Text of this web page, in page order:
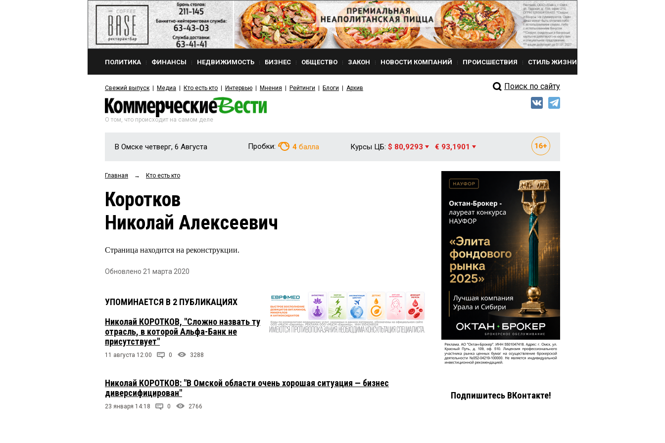
ПОЛИТИКА ФИНАНСЫ НЕДВИЖИМОСТЬ БИЗНЕС ОБЩЕСТВО ЗАКОН НОВОСТИ КОМПАНИЙ ПРОИСШЕСТВИЯ СТИЛЬ ЖИЗНИ
Свежий выпуск Медиа Кто есть кто Интервью Мнения Рейтинги Блоги Архив Поиск по сайту
О том, что происходит на самом деле
В Омске четверг, 6 Августа Пробки: 4 балла Курсы ЦБ: $ 80,9293 € 93,1901
Главная → Кто есть кто
Коротков
Николай Алексеевич
Страница находится на реконструкции.
Обновлено 21 марта 2020
УПОМИНАЕТСЯ В 2 ПУБЛИКАЦИЯХ
Николай КОРОТКОВ, "Сложно назвать ту
отрасль, в которой Альфа-Банк не
присутствует"
11 августа 12:00 0 3288
Николай КОРОТКОВ: "В Омской области очень хорошая ситуация — бизнес
диверсифицирован"
23 января 14:18 0 2766
Подпишитесь ВКонтакте!